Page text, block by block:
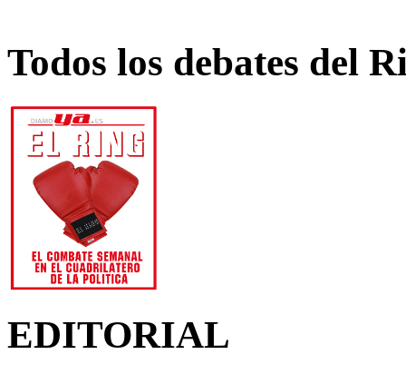
Todos los debates del
EDITORIAL